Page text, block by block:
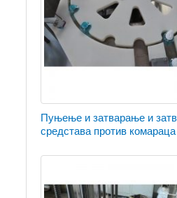
Пуњење и затварање и
средстава против комараца